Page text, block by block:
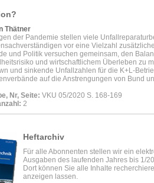
Thätner
der Pandemie stellen viele
vor eine Vielzahl
und Politik versuchen gemeinsam, den
und wirtschaftlichem Überleben zu
und sinkende Unfallzahlen für die K+L-
auf die Anstrengungen von Bund
Nr, Seite: VKU 05/2020 S. 168-169
2
Heftarchiv
Für alle Abonnenten stellen wir ein
Ausgaben des laufenden Jahres bis 1/
Dort können Sie alle Inhalte
anzeigen lassen.